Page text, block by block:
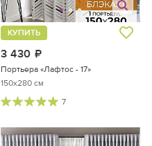
3 430
КУПИТЬ
Портьера «Лафтос - 17»
150x280 см
7